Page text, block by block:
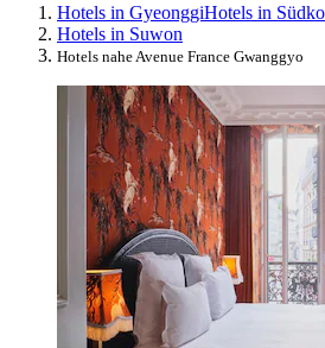
Hotels in GyeonggiHotels in
Hotels in Suwon
Hotels nahe Avenue France Gwanggyo